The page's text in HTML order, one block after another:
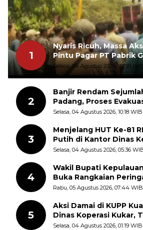
1
Nyaris Ricuh, Massa
Pintu Pagar PT Pabrik
Selasa, 04 Agustus 2026, 07:59
2
Banjir Rendam
Padang, Proses
Berlangsung
Selasa, 04 Agustus 2026, 10:18 WIB
3
Menjelang HUT Ke-81
Putih di Kantor Dinas
Disorot Warga
Selasa, 04 Agustus 2026, 05:36
4
Wakil Bupati
Buka Rangkaian
Kemerdekaan RI, ASN
Rabu, 05 Agustus 2026, 07:44 WIB
5
Aksi Damai di KUPP
Dinas Koperasi Kukar,
dan Kesempatan Kerja
Selasa, 04 Agustus 2026, 01:19 WIB